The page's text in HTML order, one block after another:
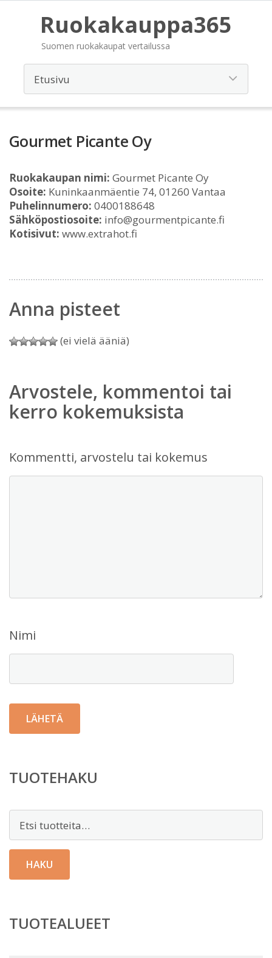
Ruokakauppa365
Suomen ruokakaupat vertailussa
Gourmet Picante Oy
Ruokakaupan nimi: Gourmet Picante Oy
Osoite: Kuninkaanmäentie 74, 01260 Vantaa
Puhelinnumero: 0400188648
Sähköpostiosoite: info@gourmentpicante.fi
Kotisivut: www.extrahot.fi
Anna pisteet
(ei vielä ääniä)
Arvostele, kommentoi tai
kerro kokemuksista
Kommentti, arvostelu tai kokemus
Nimi
TUOTEHAKU
HAKU
TUOTEALUEET